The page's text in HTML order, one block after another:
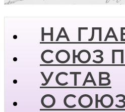
НА
СОЮЗ
УСТАВ
О